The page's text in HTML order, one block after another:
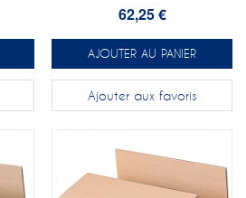
62,25 €
AJOUTER AU PANIER
Ajouter aux favoris